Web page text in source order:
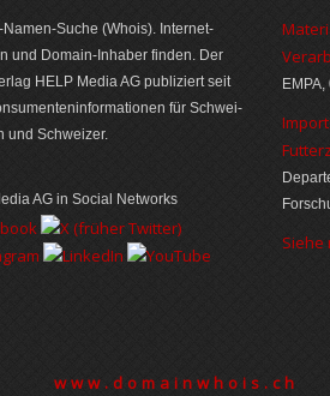
Namen-Suche (Whois). Internet­
und Domain-Inhaber finden. Der
HELP Media AG publiziert seit
für Schwei­
und Schweizer.
AG in Social Networks
Siehe
www.domainwhois.ch